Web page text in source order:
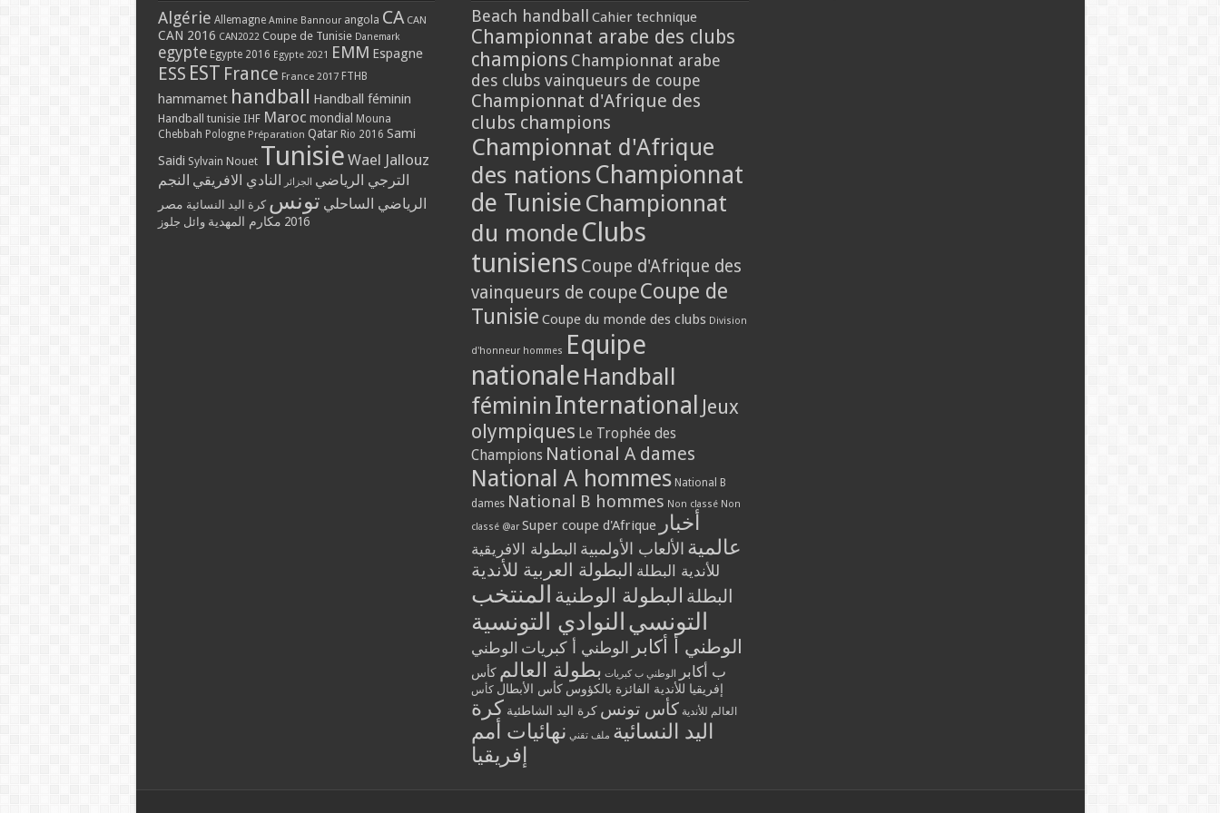
Algérie Allemagne Amine Bannour angola CA CAN
CAN 2016 CAN2022 Coupe de Tunisie Danemark
egypte Egypte 2016 Egypte 2021 EMM Espagne
ESS EST France France 2017 FTHB
hammamet handball Handball féminin
Handball tunisie IHF Maroc mondial Mouna
Chebbah Pologne Préparation Qatar Rio 2016 Sami
Saidi Sylvain Nouet Tunisie Wael Jallouz
الترجي الرياضي الجزائر النادي الافريقي النجم
الرياضي الساحلي تونس كرة اليد النسائية مصر
2016 مكارم المهدية وائل جلوز
Beach handball Cahier technique
Championnat arabe des clubs
champions Championnat arabe
des clubs vainqueurs de coupe
Championnat d'Afrique des
clubs champions
Championnat d'Afrique
des nations Championnat
de Tunisie Championnat
du monde Clubs
tunisiens Coupe d'Afrique des
vainqueurs de coupe Coupe de
Tunisie Coupe du monde des clubs Division
d'honneur hommes Equipe
nationale Handball
féminin International Jeux
olympiques Le Trophée des
Champions National A dames
National A hommes National B
dames National B hommes Non classé Non
classé @ar Super coupe d'Afrique أخبار
عالمية الألعاب الأولمبية البطولة الافريقية
للأندية البطلة البطولة العربية للأندية
البطلة البطولة الوطنية المنتخب
التونسي النوادي التونسية
الوطني أ أكابر الوطني أ كبريات الوطني
ب أكابر
الوطني ب كبريات بطولة العالم كأس
إفريقيا للأندية الفائزة بالكؤوس كأس الأبطال كأس
العالم للأندية كأس تونس كرة اليد الشاطئية كرة
اليد النسائية ملف تقني نهائيات أمم
إفريقيا